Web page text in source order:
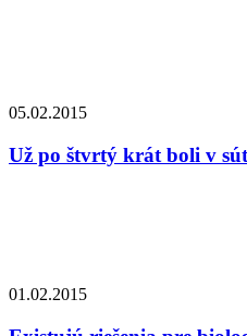
05.02.2015
Už po štvrtý krát boli v
01.02.2015